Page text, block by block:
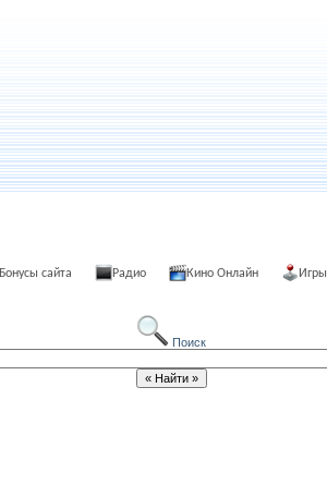
Бонусы сайта Радио Кино Онлайн Игры
Поиск